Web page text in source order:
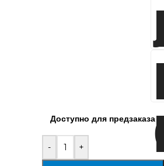
Доступно для предзаказа
- +